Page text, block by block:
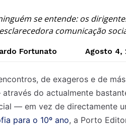
se entende: os
comunicação
Fortunato Agosto 4,
de exageros e de
do actualmente
— em vez de directamente
para o 10º ano, a Porto